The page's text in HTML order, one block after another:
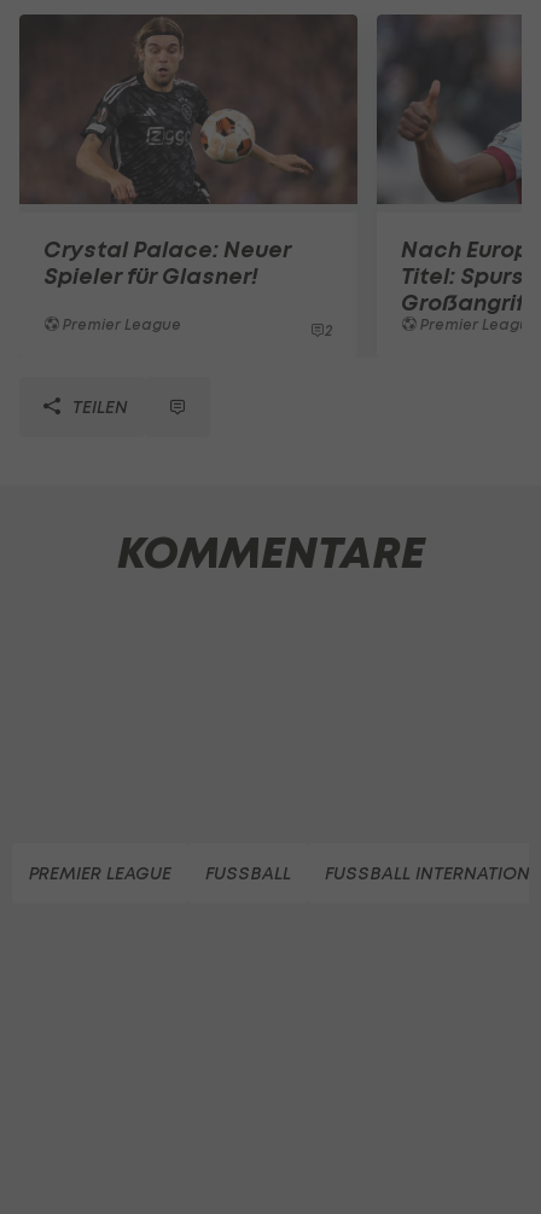
Crystal Palace: Neuer
Spieler für Glasner!
Premier League 2
Nach
Titel: Spurs
Großangriff
Premier League
TEILEN
KOMMENTARE
PREMIER LEAGUE FUSSBALL FUSSBALL